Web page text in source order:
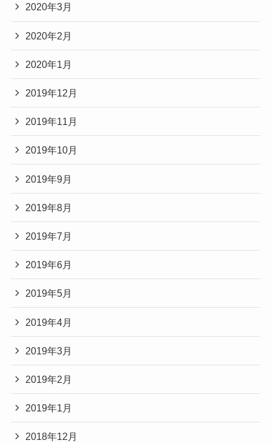
2020年3月
2020年2月
2020年1月
2019年12月
2019年11月
2019年10月
2019年9月
2019年8月
2019年7月
2019年6月
2019年5月
2019年4月
2019年3月
2019年2月
2019年1月
2018年12月